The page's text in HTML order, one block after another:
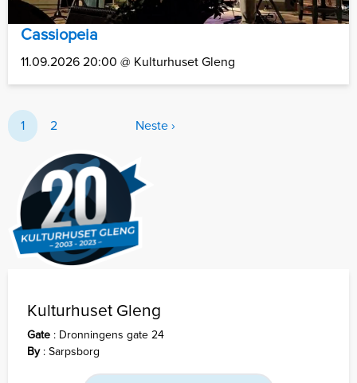
Cassiopeia
11.09.2026 20:00 @ Kulturhuset Gleng
1 2 Neste ›
Kulturhuset Gleng
Gate : Dronningens gate 24
By : Sarpsborg